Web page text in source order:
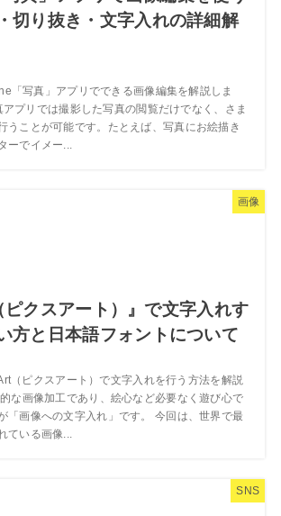
切り抜き・文字入れの詳細解
「写真」アプリでできる画像編集を解説しま
プリでは撮影した写真の閲覧だけでなく、さま
うことが可能です。たとえば、写真にお絵描き
ーでイメー...
画像
ピクスアート）』で文字入れす
方と日本語フォントについて
（ピクスアート）で文字入れを行う方法を解説
な画像加工であり、絵心など必要なく遊び心で
「画像への文字入れ」です。 今回は、世界で最
ている画像...
SNS